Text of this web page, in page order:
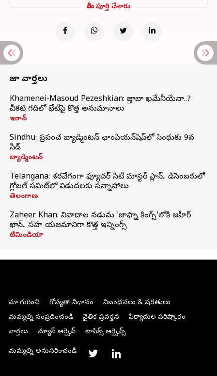
మీరు పూర్తి చేశారు
తాజా వార్తలు
Khamenei-Masoud Pezeshkian: మొజ్తాబా ఖమేనీయేనా..?
చీకటి గదిలో భేటీపై కొత్త అనుమానాలు
ఇరాన్
Sindhu: ప్రపంచ బ్యాడ్మింటన్‌ ఛాంపియన్‌షిప్‌లో సింధుకు 9వ
సీడ్
బ్యాడ్మింటన్
Telangana: శరవేగంగా ఫ్యూచర్ సిటీ మాస్టర్ ప్లాన్.. డిసెంబరులో
గ్లోబల్‌ సమిట్‌లో విడుదలకు సన్నాహాలు
తెలంగాణ
Zaheer Khan: వివాదాల నడుమ 'జాఫ్నా కింగ్స్'లోకి జహీర్
ఖాన్.. సహ యజమానిగా కొత్త ఇన్నింగ్స్
టీమిండియా
మా గురించి గోప్యతా విధానం
నిబంధనలు & షరతులు
మమ్మల్ని సంప్రదించండి
నైతిక ప్రవర్తన
ఫిర్యాదుల పరిష్కారం
వార్తలు
న్యూస్ ఆర్కైవ్ టాపిక్స్ ఆర్కైవ్స్
మమ్మల్ని అనుసరించండి